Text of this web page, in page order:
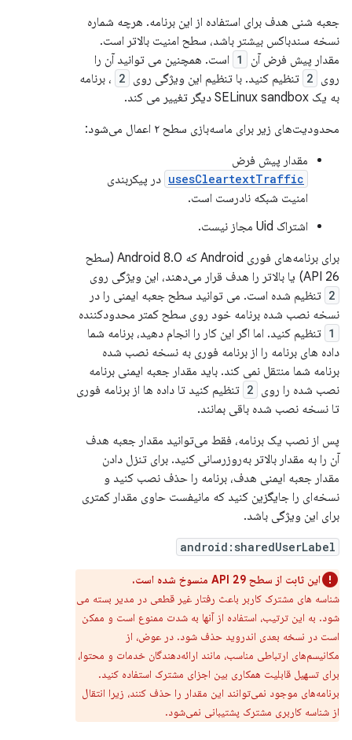
جعبه شنی هدف برای استفاده از این برنامه. هرچه شماره
نسخه سندباکس بیشتر باشد، سطح امنیت بالاتر است.
مقدار پیش فرض آن
1 است. همچنین می توانید آن را
روی 2 تنظیم کنید. با تنظیم این ویژگی روی 2 ، برنامه
به یک SELinux sandbox دیگر تغییر می کند.
محدودیت‌های زیر برای ماسه‌بازی سطح ۲ اعمال می‌شود:
مقدار پیش فرض
usesCleartextTraffic در پیکربندی
امنیت شبکه نادرست است.
اشتراک Uid مجاز نیست.
برای برنامه‌های فوری Android که Android 8.0 (سطح
API 26) یا بالاتر را هدف قرار می‌دهند، این ویژگی روی
2 تنظیم شده است. می توانید سطح جعبه ایمنی را در
نسخه نصب شده برنامه خود روی سطح کمتر محدودکننده
1 تنظیم کنید. اما اگر این کار را انجام دهید، برنامه شما
داده های برنامه را از برنامه فوری به نسخه نصب شده
برنامه شما منتقل نمی کند. باید مقدار جعبه ایمنی برنامه
نصب شده را روی 2 تنظیم کنید تا داده ها از برنامه فوری
تا نسخه نصب شده باقی بمانند.
پس از نصب یک برنامه، فقط می‌توانید مقدار جعبه هدف
آن را به مقدار بالاتر به‌روزرسانی کنید. برای تنزل دادن
مقدار جعبه ایمنی هدف، برنامه را حذف نصب کنید و
نسخه‌ای را جایگزین کنید که مانیفست حاوی مقدار کمتری
برای این ویژگی باشد.
android:sharedUserLabel
این ثابت از سطح API 29 منسوخ شده است.
شناسه های مشترک کاربر باعث رفتار غیر قطعی در مدیر بسته می
شود. به این ترتیب، استفاده از آنها به شدت ممنوع است و ممکن
است در نسخه بعدی اندروید حذف شود. در عوض، از
مکانیسم‌های ارتباطی مناسب، مانند ارائه‌دهندگان خدمات و محتوا،
برای تسهیل قابلیت همکاری بین اجزای مشترک استفاده کنید.
برنامه‌های موجود نمی‌توانند این مقدار را حذف کنند، زیرا انتقال
از شناسه کاربری مشترک پشتیبانی نمی‌شود.